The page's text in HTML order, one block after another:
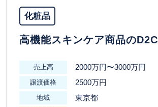
化粧品
高機能スキンケア商品のD2C
売上高 2000万円〜3000万円
譲渡価格 2500万円
地域 東京都